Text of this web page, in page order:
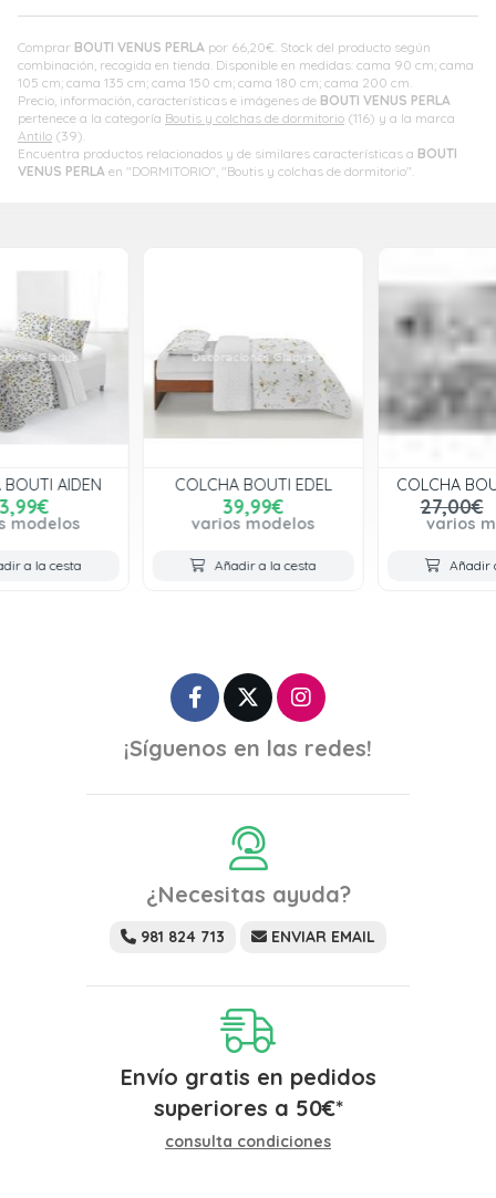
Comprar BOUTI VENUS PERLA por 66,20€ . Stock del producto según
combinación, recogida en tienda. Disponible en medidas: cama 90 cm; cama
105 cm; cama 135 cm; cama 150 cm; cama 180 cm; cama 200 cm.
Precio, información, características e imágenes de BOUTI VENUS PERLA
pertenece a la categoría Boutis y colchas de dormitorio (116) y a la marca
Antilo (39).
Encuentra productos relacionados y de similares características a BOUTI
VENUS PERLA en "DORMITORIO", "Boutis y colchas de dormitorio".
COLCHA BOUTI EDEL
varios modelos
Añadir a la cesta
COLCHA BOUTI FLOWER
21,60€
varios modelos
Añadir a la cesta
¡Síguenos en las redes!
¿Necesitas ayuda?
981 824 713 ENVIAR EMAIL
Envío gratis en pedidos
superiores a 50€*
consulta condiciones